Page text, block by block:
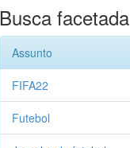
Busca facetada
Assunto
FIFA22
Futebol